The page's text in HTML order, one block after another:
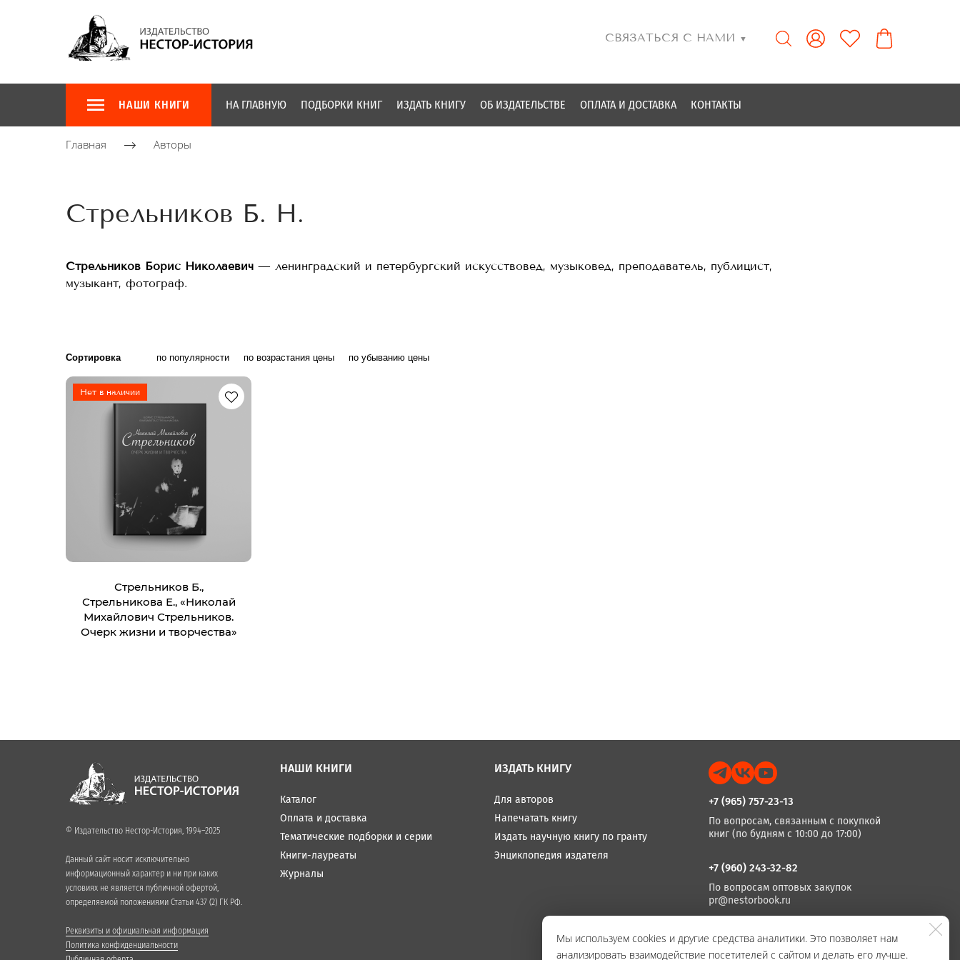
СВЯЗАТЬСЯ С НАМИ ▼
НАШИ КНИГИ НА ГЛАВНУЮ ПОДБОРКИ КНИГ ИЗДАТЬ КНИГУ ОБ ИЗДАТЕЛЬСТВЕ ОПЛАТА И ДОСТАВКА КОНТАКТЫ
Главная Авторы
Стрельников Б. Н.
Стрельников Борис Николаевич — ленинградский и петербургский искусствовед, музыковед, преподаватель, публицист,
музыкант, фотограф.
Сортировка по популярности по возрастания цены по убыванию цены
Нет в наличии
Стрельников Б.,
Стрельникова Е., «Николай
Михайлович Стрельников.
Очерк жизни и творчества»
© Издательство Нестор-История, 1994–2025
Данный сайт носит исключительно
информационный характер и ни при каких
условиях не является публичной офертой,
определяемой положениями Статьи 437 (2) ГК РФ.
Реквизиты и официальная информация
Политика конфиденциальности
НАШИ КНИГИ
Каталог
Оплата и доставка
Тематические подборки и серии
Книги-лауреаты
Журналы
ИЗДАТЬ КНИГУ
Для авторов
Напечатать книгу
Издать научную книгу по гранту
Энциклопедия издателя
+7 (965) 757-23-13
По вопросам, связанным с покупкой
книг (по будням с 10:00 до 17:00)
+7 (960) 243-32-82
По вопросам оптовых закупок
pr@nestorbook.ru
+7 (812) 983-03-74, +7 (812) 235 15 86
По вопросам издания книг
Мы используем cookies и другие средства аналитики. Это позволяет нам
анализировать взаимодействие посетителей с сайтом и делать его лучше.